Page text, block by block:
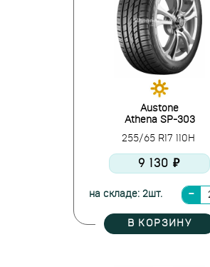
Austone
Athena SP-303
255/65 R17 110H
9 130 ₽
на складе: 2шт.
В КОРЗИНУ